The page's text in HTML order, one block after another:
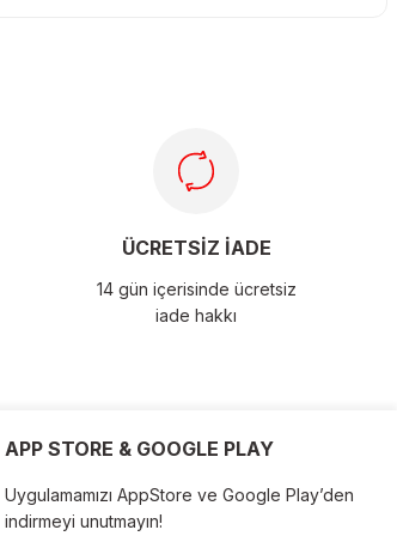
ÜCRETSİZ İADE
14 gün içerisinde ücretsiz
iade hakkı
APP STORE & GOOGLE PLAY
Uygulamamızı AppStore ve Google Play’den
indirmeyi unutmayın!